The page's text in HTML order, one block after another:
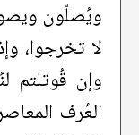
ويُصلّون
لا تخرجوا،
وإن قُوتلتم
العُرف